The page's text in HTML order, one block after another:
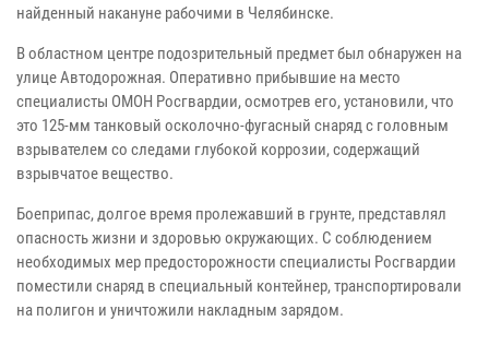
найденный накануне рабочими в Челябинске.
В областном центре подозрительный предмет был обнаружен на
улице Автодорожная. Оперативно прибывшие на место
специалисты ОМОН Росгвардии, осмотрев его, установили, что
это 125-мм танковый осколочно-фугасный снаряд с головным
взрывателем со следами глубокой коррозии, содержащий
взрывчатое вещество.
Боеприпас, долгое время пролежавший в грунте, представлял
опасность жизни и здоровью окружающих. С соблюдением
необходимых мер предосторожности специалисты Росгвардии
поместили снаряд в специальный контейнер, транспортировали
на полигон и уничтожили накладным зарядом.